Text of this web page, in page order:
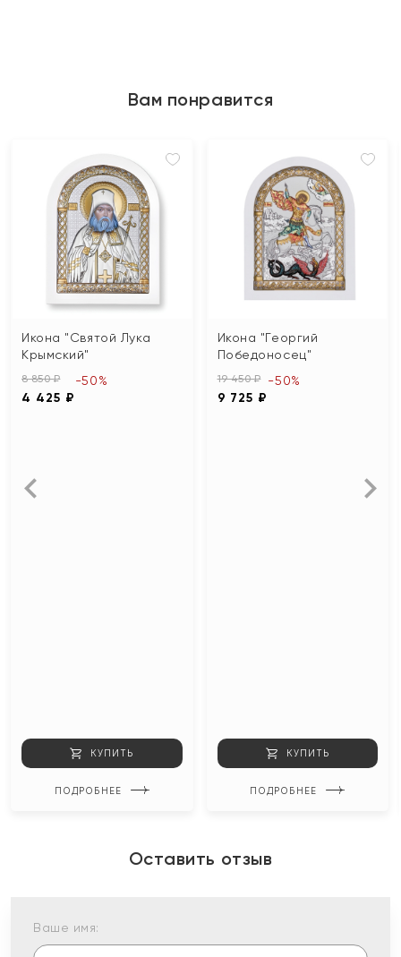
Вам понравится
Икона "Святой Лука
Крымский"
8 850 ₽
4 425 ₽
-50%
КУПИТЬ
ПОДРОБНЕЕ
Икона "Георгий
Победоносец"
19 450 ₽
9 725 ₽
-50%
КУПИТЬ
ПОДРОБНЕЕ
Оставить отзыв
Ваше имя: